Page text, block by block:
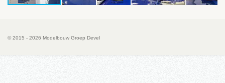
© 2015 - 2026 Modelbouw Groep Devel